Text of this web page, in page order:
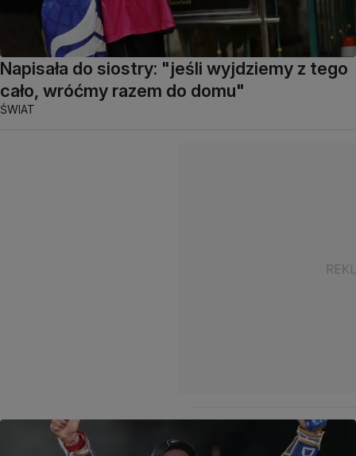
Napisała do siostry: "jeśli wyjdziemy z tego
cało, wróćmy razem do domu"
ŚWIAT